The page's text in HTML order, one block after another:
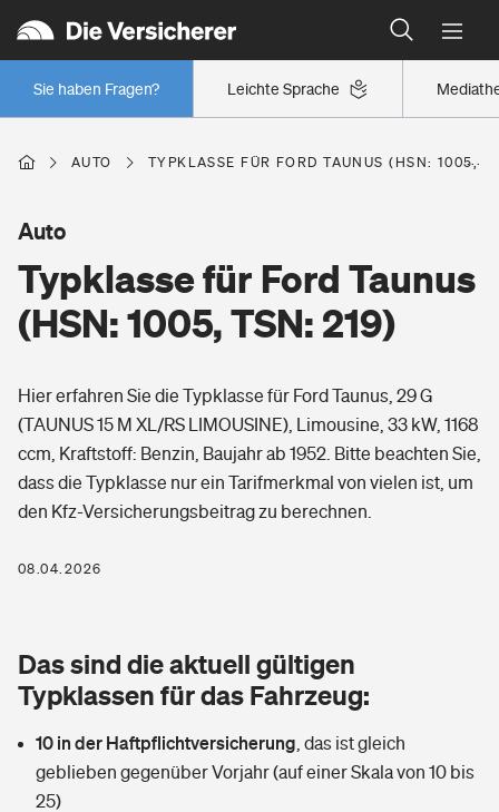
Leichte Sprache
Sie haben Fragen?
Wer versichert was: Jetzt Versicherer finden
Regionalklassen: So ist Ihre Region eingestuft
Wer versichert was: Jetzt Versicherer finden
Berufsunfähigkeitsversicherung
Erwerbsunfähigkeitsversicherung
Grundfähigkeitsversicherung
Arbeitsrechtsschutz
Berufshaftpflichtversicherung
Zur Übersicht
Tools
Wer versichert was: Jetzt Versicherer finden
Wohnen
Elementarversicherung
Glasversicherung
Mietkautionsversicherung
Freizeit
Pri­vate Haft­pflicht­
Kinderunfall­ver­si­che­rung
Kinderinvalidität
Gesundheit
Private Krankenversicherung
Dread-Disease-Versicherung
Tierkrankenversicherung
Zur Übersicht
AUTO TYPKLASSE FÜR FORD TAUNUS (HSN: 1005,
Typklasse für Ford Taunus
(HSN: 1005, TSN: 219)
Auto
Hier erfahren Sie die Typklasse für Ford Taunus, 29 G
(TAUNUS 15 M XL/RS LIMOUSINE), Limousine, 33 kW, 1168
ccm, Kraftstoff: Benzin, Baujahr ab 1952. Bitte beachten Sie,
dass die Typklasse nur ein Tarifmerkmal von vielen ist, um
den Kfz-Versicherungsbeitrag zu berechnen.
08.04.2026
Das sind die aktuell gültigen
Typklassen für das Fahrzeug:
10 in der Haftpflichtversicherung das ist gleich
geblieben gegenüber Vorjahr (auf einer Skala von 10 bis
25)